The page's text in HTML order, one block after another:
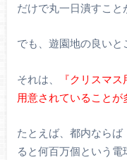
だけで丸一日潰すこと
でも、遊園地の良いと
それは、
『クリスマ
用意されていることが
たとえば、都内ならば
ると何百万個という